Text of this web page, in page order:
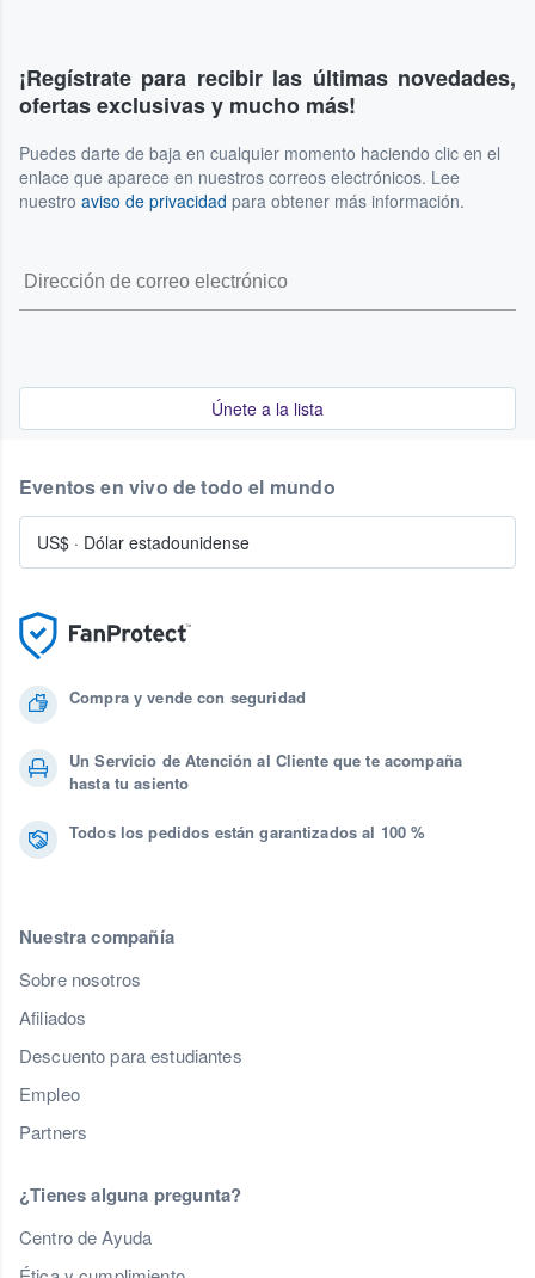
¡Regístrate para recibir las últimas novedades,
ofertas exclusivas y mucho más!
Puedes darte de baja en cualquier momento haciendo clic en el
enlace que aparece en nuestros correos electrónicos. Lee
nuestro aviso de privacidad para obtener más información.
Únete a la lista
Compra y vende con seguridad
Un Servicio de Atención al Cliente que te acompaña
hasta tu asiento
Todos los pedidos están garantizados al 100 %
Nuestra compañía
Sobre nosotros
Afiliados
Descuento para estudiantes
Empleo
Partners
¿Tienes alguna pregunta?
Centro de Ayuda
Eventos en vivo de todo el mundo
US$ · Dólar estadounidense